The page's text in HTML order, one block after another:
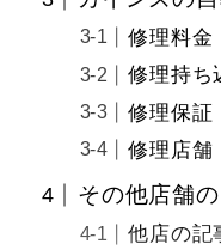
修理料金
修理持ち
修理保証
修理店舗
その他店舗
他店の記